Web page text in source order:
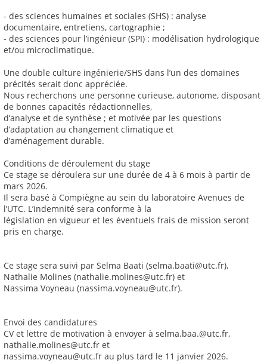
- des sciences humaines et sociales (SHS) : analyse
documentaire, entretiens, cartographie ;
- des sciences pour l’ingénieur (SPI) : modélisation hydrologique
et/ou microclimatique.
Une double culture ingénierie/SHS dans l’un des domaines
précités serait donc appréciée.
Nous recherchons une personne curieuse, autonome, disposant
de bonnes capacités rédactionnelles,
d’analyse et de synthèse ; et motivée par les questions
d’adaptation au changement climatique et
d’aménagement durable.
Conditions de déroulement du stage
Ce stage se déroulera sur une durée de 4 à 6 mois à partir de
mars 2026.
Il sera basé à Compiègne au sein du laboratoire Avenues de
l’UTC. L’indemnité sera conforme à la
législation en vigueur et les éventuels frais de mission seront
pris en charge.
Ce stage sera suivi par Selma Baati (selma.baati@utc.fr),
Nathalie Molines (nathalie.molines@utc.fr) et
Nassima Voyneau (nassima.voyneau@utc.fr).
Envoi des candidatures
CV et lettre de motivation à envoyer à selma.baa.@utc.fr,
nathalie.molines@utc.fr et
nassima.voyneau@utc.fr au plus tard le 11 janvier 2026.